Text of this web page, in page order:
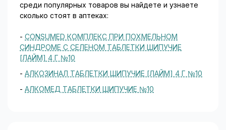
среди популярных товаров вы найдете и узнаете
сколько стоят в аптеках:
- CONSUMED КОМПЛЕКС ПРИ ПОХМЕЛЬНОМ
СИНДРОМЕ С СЕЛЕНОМ ТАБЛЕТКИ ШИПУЧИЕ
[ЛАЙМ] 4 Г №10
- АЛКОЗИНАЛ ТАБЛЕТКИ ШИПУЧИЕ [ЛАЙМ] 4 Г №10
- АЛКОМЕД ТАБЛЕТКИ ШИПУЧИЕ №10